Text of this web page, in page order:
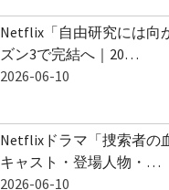
Netflix「自由研究には向
ズン3で完結へ｜20…
2026-06-10
Netflixドラマ「捜索者の
キャスト・登場人物・…